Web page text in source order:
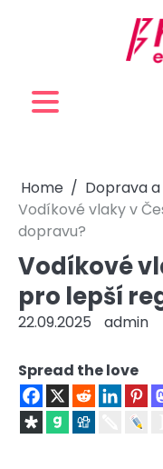
Home
Doprava
Vodíkové vlaky v
dopravu?
Vodíkové
pro lepší
22.09.2025 admin
Spread the love